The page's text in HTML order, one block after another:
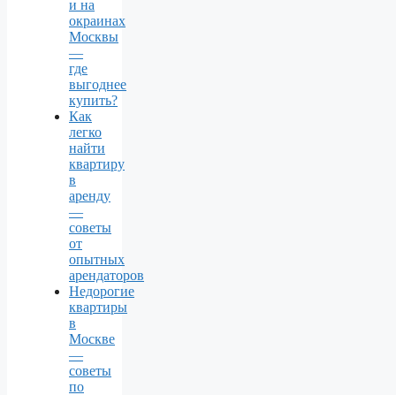
и на
окраинах
Москвы
—
где
выгоднее
купить?
Как
легко
найти
квартиру
в
аренду
—
советы
от
опытных
арендаторов
Недорогие
квартиры
в
Москве
—
советы
по